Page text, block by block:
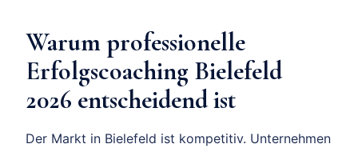
Warum professionelle
Erfolgscoaching Bielefeld
2026 entscheidend ist
Der Markt in Bielefeld ist kompetitiv. Unternehmen